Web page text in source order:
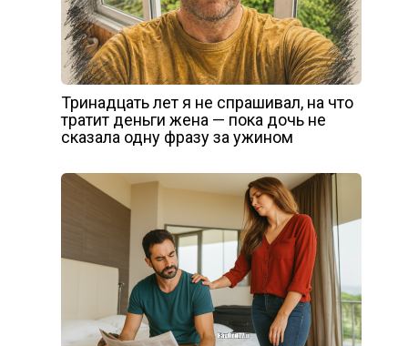
Тринадцать лет я не спрашивал, на что
тратит деньги жена — пока дочь не
сказала одну фразу за ужином